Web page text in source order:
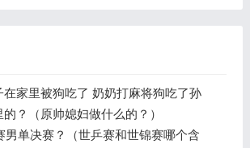
家里被狗吃了 奶奶打麻将狗吃了孙
？（原帅媳妇做什么的？）
男单决赛？（世乒赛和世锦赛哪个含